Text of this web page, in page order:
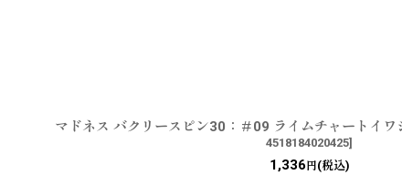
マドネス バクリースピン30：＃09 ライムチャートイワ
4518184020425]
1,336 円(税込)